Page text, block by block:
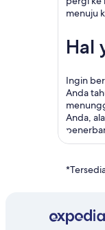
menuju
Hal
Ingin
Anda
Anda,